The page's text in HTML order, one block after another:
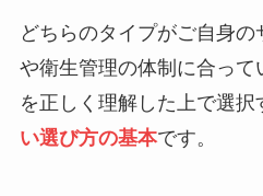
どちらのタイプがご自身
や衛生管理の体制に合って
を正しく理解した上で選択
い選び方の基本です。